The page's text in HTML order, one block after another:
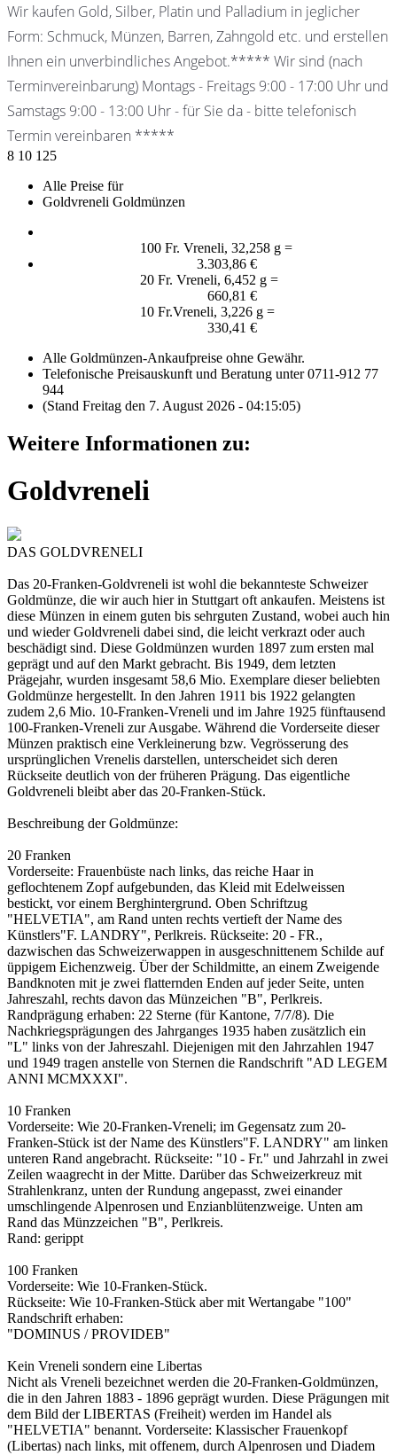
Wir kaufen Gold, Silber, Platin und Palladium in jeglicher
Form: Schmuck, Münzen, Barren, Zahngold etc. und erstellen
Ihnen ein unverbindliches Angebot.***** Wir sind (nach
Terminvereinbarung) Montags - Freitags 9:00 - 17:00 Uhr und
Samstags 9:00 - 13:00 Uhr - für Sie da - bitte telefonisch
Termin vereinbaren *****
8 10 125
Alle Preise für
Goldvreneli Goldmünzen
100 Fr. Vreneli, 32,258 g =
3.303,86 €
20 Fr. Vreneli, 6,452 g =
660,81 €
10 Fr.Vreneli, 3,226 g =
330,41 €
Alle Goldmünzen-Ankaufpreise ohne Gewähr.
Telefonische Preisauskunft und Beratung unter 0711-912 77
944
(Stand Freitag den 7. August 2026 - 04:15:05)
Weitere Informationen zu:
Goldvreneli
DAS GOLDVRENELI
Das 20-Franken-Goldvreneli ist wohl die bekannteste Schweizer
Goldmünze, die wir auch hier in Stuttgart oft ankaufen. Meistens ist
diese Münzen in einem guten bis sehrguten Zustand, wobei auch hin
und wieder Goldvreneli dabei sind, die leicht verkrazt oder auch
beschädigt sind. Diese Goldmünzen wurden 1897 zum ersten mal
geprägt und auf den Markt gebracht. Bis 1949, dem letzten
Prägejahr, wurden insgesamt 58,6 Mio. Exemplare dieser beliebten
Goldmünze hergestellt. In den Jahren 1911 bis 1922 gelangten
zudem 2,6 Mio. 10-Franken-Vreneli und im Jahre 1925 fünftausend
100-Franken-Vreneli zur Ausgabe. Während die Vorderseite dieser
Münzen praktisch eine Verkleinerung bzw. Vegrösserung des
ursprünglichen Vrenelis darstellen, unterscheidet sich deren
Rückseite deutlich von der früheren Prägung. Das eigentliche
Goldvreneli bleibt aber das 20-Franken-Stück.
Beschreibung der Goldmünze:
20 Franken
Vorderseite: Frauenbüste nach links, das reiche Haar in
geflochtenem Zopf aufgebunden, das Kleid mit Edelweissen
bestickt, vor einem Berghintergrund. Oben Schriftzug
"HELVETIA", am Rand unten rechts vertieft der Name des
Künstlers"F. LANDRY", Perlkreis. Rückseite: 20 - FR.,
dazwischen das Schweizerwappen in ausgeschnittenem Schilde auf
üppigem Eichenzweig. Über der Schildmitte, an einem Zweigende
Bandknoten mit je zwei flatternden Enden auf jeder Seite, unten
Jahreszahl, rechts davon das Münzeichen "B", Perlkreis.
Randprägung erhaben: 22 Sterne (für Kantone, 7/7/8). Die
Nachkriegsprägungen des Jahrganges 1935 haben zusätzlich ein
"L" links von der Jahreszahl. Diejenigen mit den Jahrzahlen 1947
und 1949 tragen anstelle von Sternen die Randschrift "AD LEGEM
ANNI MCMXXXI".
10 Franken
Vorderseite: Wie 20-Franken-Vreneli; im Gegensatz zum 20-
Franken-Stück ist der Name des Künstlers"F. LANDRY" am linken
unteren Rand angebracht. Rückseite: "10 - Fr." und Jahrzahl in zwei
Zeilen waagrecht in der Mitte. Darüber das Schweizerkreuz mit
Strahlenkranz, unten der Rundung angepasst, zwei einander
umschlingende Alpenrosen und Enzianblütenzweige. Unten am
Rand das Münzzeichen "B", Perlkreis.
Rand: gerippt
100 Franken
Vorderseite: Wie 10-Franken-Stück.
Rückseite: Wie 10-Franken-Stück aber mit Wertangabe "100"
Randschrift erhaben:
"DOMINUS / PROVIDEB"
Kein Vreneli sondern eine Libertas
Nicht als Vreneli bezeichnet werden die 20-Franken-Goldmünzen,
die in den Jahren 1883 - 1896 geprägt wurden. Diese Prägungen mit
dem Bild der LIBERTAS (Freiheit) werden im Handel als
"HELVETIA" benannt. Vorderseite: Klassischer Frauenkopf
(Libertas) nach links, mit offenem, durch Alpenrosen und Diadem